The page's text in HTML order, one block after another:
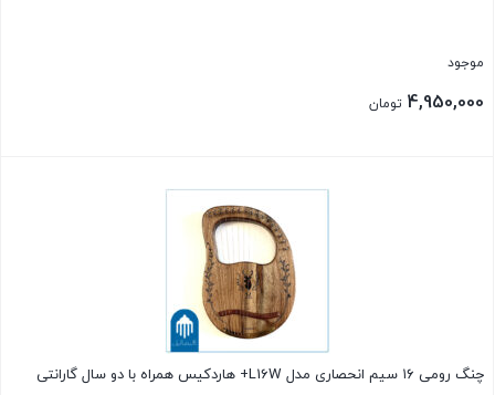
موجود
4,950,000 تومان
چنگ رومی ۱۶ سیم انحصاری مدل L16W+ هاردکیس همراه با دو سال گارانتی